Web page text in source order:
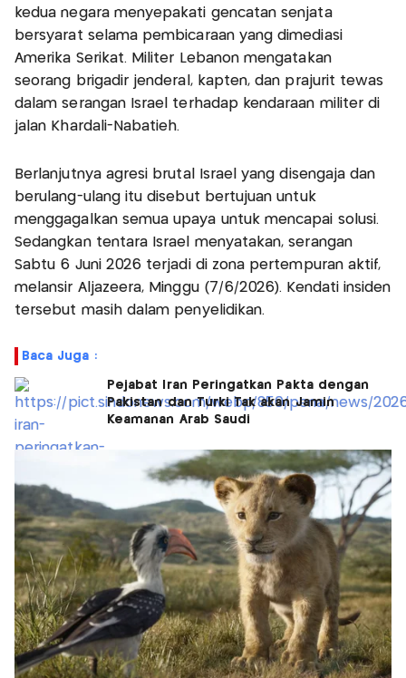
kedua negara menyepakati gencatan senjata
bersyarat selama pembicaraan yang dimediasi
Amerika Serikat. Militer Lebanon mengatakan
seorang brigadir jenderal, kapten, dan prajurit tewas
dalam serangan Israel terhadap kendaraan militer di
jalan Khardali-Nabatieh.
Berlanjutnya agresi brutal Israel yang disengaja dan
berulang-ulang itu disebut bertujuan untuk
menggagalkan semua upaya untuk mencapai solusi.
Sedangkan tentara Israel menyatakan, serangan
Sabtu 6 Juni 2026 terjadi di zona pertempuran aktif,
melansir Aljazeera, Minggu (7/6/2026). Kendati insiden
tersebut masih dalam penyelidikan.
Baca Juga :
Pejabat Iran Peringatkan Pakta dengan
Pakistan dan Turki Tak akan Jamin
Keamanan Arab Saudi